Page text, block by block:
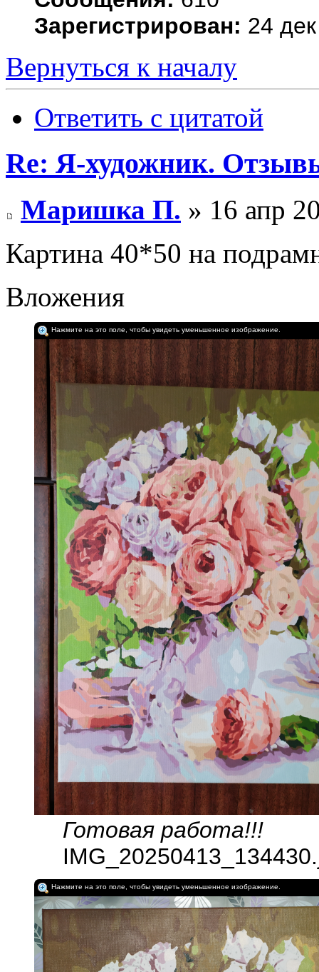
Зарегистрирован: 24
Вернуться к началу
Ответить с цитатой
Re: Я-художник.
Маришка П. » 16 апр
Картина 40*50 на
Вложения
Нажмите на это поле, чтобы увидеть уменьшенное изображение.
Готовая работа!!!
Нажмите на это поле, чтобы увидеть уменьшенное изображение.